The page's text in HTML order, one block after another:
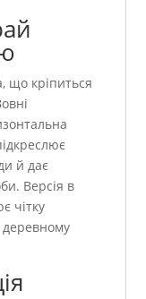
що кріпиться
й дає
Версія в
чітку
деревному